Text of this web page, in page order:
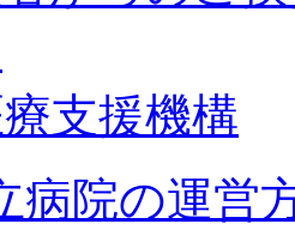
支援機構
病院の運営